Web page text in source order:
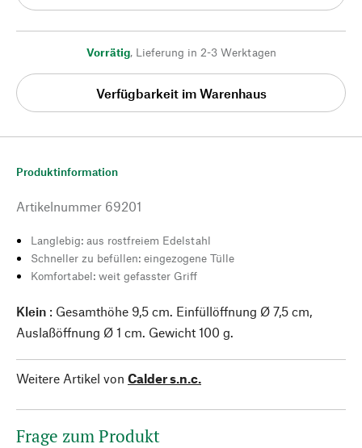
Vorrätig, Lieferung in 2-3 Werktagen
Verfügbarkeit im Warenhaus
Produktinformation
Artikelnummer 69201
Langlebig: aus rostfreiem Edelstahl
Schneller zu befüllen: eingezogene Tülle
Komfortabel: weit gefasster Griff
Klein : Gesamthöhe 9,5 cm. Einfüllöffnung Ø 7,5 cm,
Auslaßöffnung Ø 1 cm. Gewicht 100 g.
Weitere Artikel von Calder s.n.c.
Frage zum Produkt